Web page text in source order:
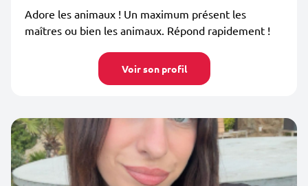
Adore les animaux ! Un maximum présent les
maîtres ou bien les animaux. Répond rapidement !
Voir son profil